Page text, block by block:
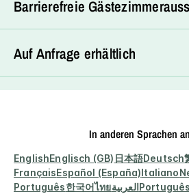
Barrierefreie
Auf Anfrage erhältlich
In anderen Sprachen
EnglishEnglisch (GB) 日本語Deutsch
FrançaisEspañol (España)Italiano
Português한국어ไทยالعربية